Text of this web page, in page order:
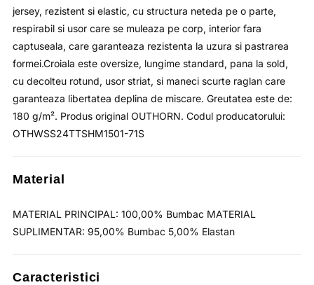
jersey, rezistent si elastic, cu structura neteda pe o parte,
respirabil si usor care se muleaza pe corp, interior fara
captuseala, care garanteaza rezistenta la uzura si pastrarea
formei.Croiala este oversize, lungime standard, pana la sold,
cu decolteu rotund, usor striat, si maneci scurte raglan care
garanteaza libertatea deplina de miscare. Greutatea este de:
180 g/m². Produs original OUTHORN. Codul producatorului:
OTHWSS24TTSHM1501-71S
Material
MATERIAL PRINCIPAL: 100,00% Bumbac MATERIAL
SUPLIMENTAR: 95,00% Bumbac 5,00% Elastan
Caracteristici